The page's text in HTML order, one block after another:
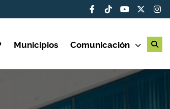
Municipios Comunicación